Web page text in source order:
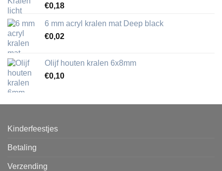
€0,18
6 mm acryl kralen mat Deep black
€0,02
Olijf houten kralen 6x8mm
€0,10
Kinderfeestjes
Betaling
Verzending